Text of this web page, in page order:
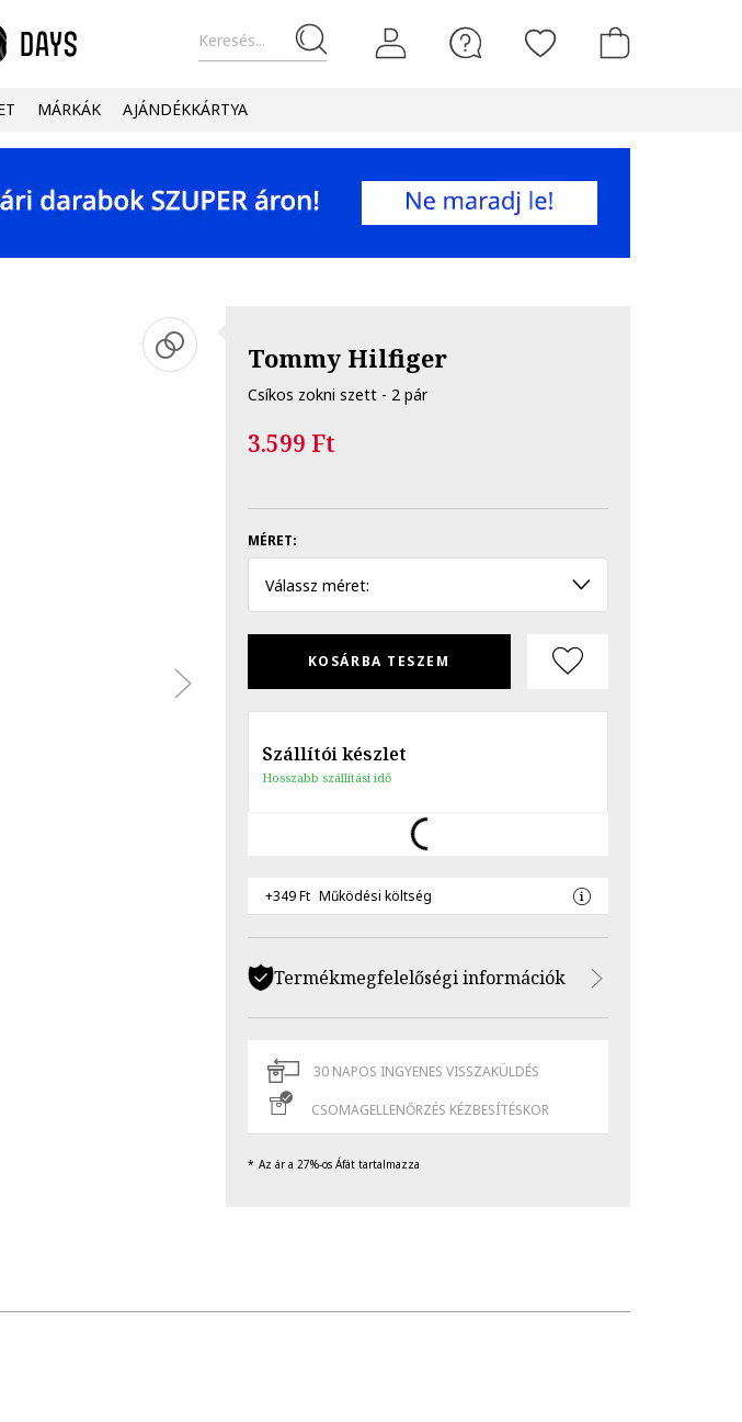
Keresés...
MÁRKÁK AJÁNDÉKKÁRTYA
Tommy Hilfiger
Csíkos zokni szett - 2 pár
3.599 Ft
MÉRET:
Válassz méret:
KOSÁRBA TESZEM
Szállítói készlet
Hosszabb szállítási idő
+349 Ft Működési költség
Termékmegfelelőségi információk
30 NAPOS INGYENES VISSZAKÜLDÉS
CSOMAGELLENŐRZÉS KÉZBESÍTÉSKOR
Az ár a 27%-os Áfát tartalmazza